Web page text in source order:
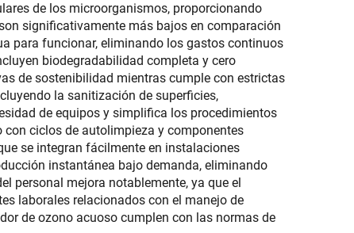
de los microorganismos, proporcionando
significativamente más bajos en comparación
para funcionar, eliminando los gastos continuos
biodegradabilidad completa y cero
de sostenibilidad mientras cumple con estrictas
la sanitización de superficies,
de equipos y simplifica los procedimientos
ciclos de autolimpieza y componentes
se integran fácilmente en instalaciones
instantánea bajo demanda, eliminando
personal mejora notablemente, ya que el
laborales relacionados con el manejo de
de ozono acuoso cumplen con las normas de